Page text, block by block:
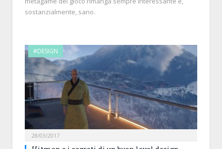
sostanzialmente, sano.
#DESIGN
28/03/2017